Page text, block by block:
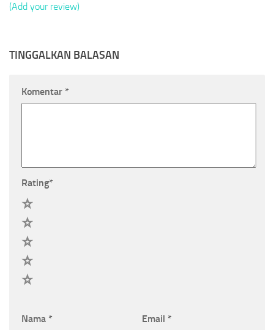
(Add your review)
TINGGALKAN BALASAN
Komentar *
Rating*
Nama * Email *